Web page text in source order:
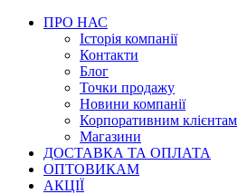
ПРО НАС
Історія компанії
Контакти
Блог
Точки продажу
Новини компанії
Корпоративним клієнтам
Магазини
ДОСТАВКА ТА ОПЛАТА
ОПТОВИКАМ
АКЦІЇ